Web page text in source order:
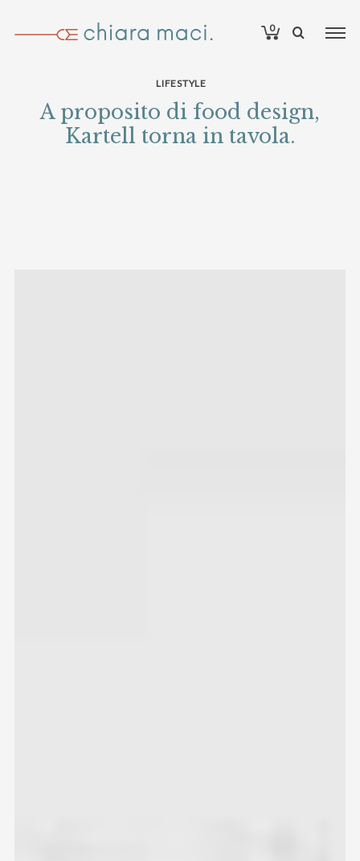
0
LIFESTYLE
A proposito di food design,
Kartell torna in tavola.